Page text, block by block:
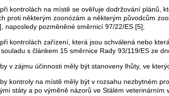
kontrolách na místě se ověřuje dodržování plánů,
proti některým zoonózám a některým původcům
naposledy pozměněné směrnicí 97/22/ES [5];
kontrolách zařízení, která jsou schválená nebo
s článkem 15 směrnice Rady 93/119/ES ze
v zájmu účinnosti měly být stanoveny lhůty, ve
kontroly na místě měly být v rozsahu nezbytném
státy a po výměně názorů ve Stálém veterinárním